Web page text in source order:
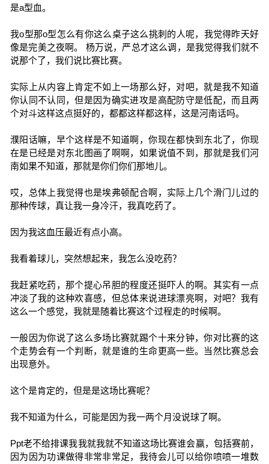
是a型血。
我o型那o型怎么有你这么桌子这么挑刺的人呢，我觉得昨天好
像是完美之夜啊。 杨万说，严总才这么调，是我觉得我们就不
说那个了，我们说比赛比赛。
实际上从内容上肯定不如上一场那么好，对吧，就是我不知道
你认同不认同，但是因为确实进攻是高配防守是低配，而且两
个对斗这样这点挺好的，都都这样都这样，这是河南话吗。
濮阳话嘛，早个这样是不知道啊，你现在都快到东北了，你现
在是已经是对东北图画了啊啊，如果说值不到，那就是我们河
南如果不知道，那就是你们你们那地儿。
哎，总体上我觉得也是埃弗顿配合啊，实际上几个滑门儿过的
那种传球，真让我一身冷汗，我真吃药了。
因为我这血压最近有点小高。
我看着球儿，突然想起来，我怎么没吃药？
我赶紧吃药，那个提心吊胆的程度还挺吓人的啊。其实有一点
冲淡了我的这种欢喜感，但总体来说进球漂亮啊，对吧？我有
这么一个感觉，我就是随着比赛这个过程走的时候啊。
一般因为你说了这么多场比赛就踢个十来分钟，你对比赛的这
个走势会有一个判断，就是谁的生命更高一些。当然比赛总会
出现意外。
这个是肯定的，但是是这场比赛呢？
我不知道为什么，可能是因为我一两个月没说球了啊。
Ppt老不给排课我我就我就不知道这场比赛谁会赢，包括赛前，
因为因为功课做得非常非常足，我待会儿可以给你喷喷一堆数